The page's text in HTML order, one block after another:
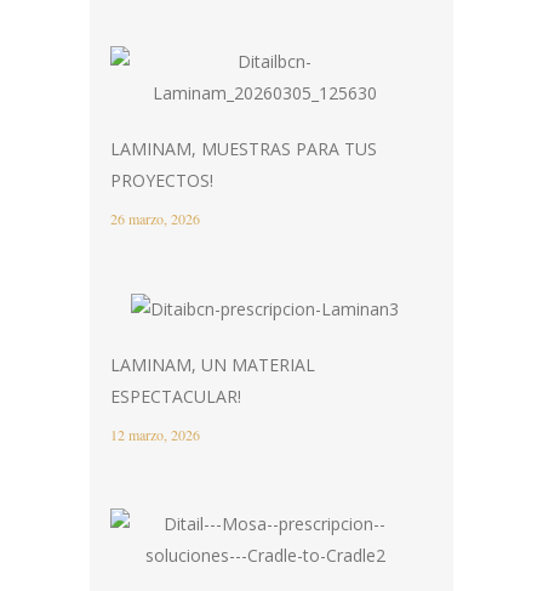
LAMINAM, MUESTRAS PARA TUS
PROYECTOS!
26 marzo, 2026
LAMINAM, UN MATERIAL
ESPECTACULAR!
12 marzo, 2026